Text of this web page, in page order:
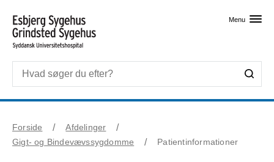
Menu
Forside
Afdelinger
Gigt- og Bindevævssygdomme
Patientinformationer